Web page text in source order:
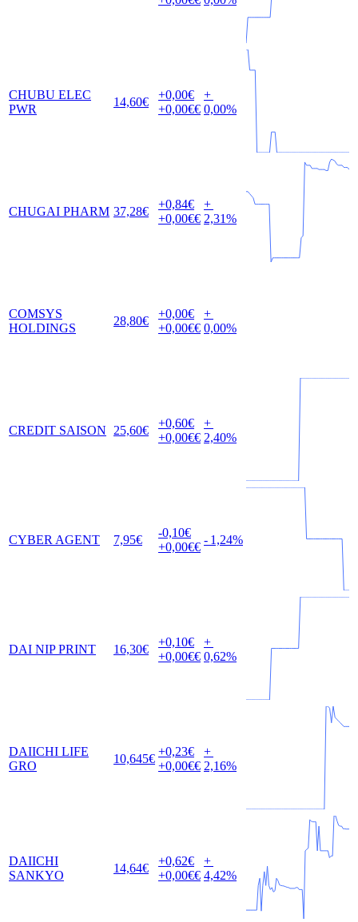
CHUBU ELEC
PWR
14,60€
+0,00€
+0,00€€
+
0,00%
CHUGAI PHARM 37,28€
+0,84€
+0,00€€
+
2,31%
COMSYS
HOLDINGS
28,80€
+0,00€
+0,00€€
+
0,00%
CREDIT SAISON 25,60€
+0,60€
+0,00€€
+
2,40%
CYBER AGENT 7,95€
-0,10€
+0,00€€
- 1,24%
DAI NIP PRINT 16,30€
+0,10€
+0,00€€
+
0,62%
DAIICHI LIFE
GRO
10,645€
+0,23€
+0,00€€
+
2,16%
DAIICHI
SANKYO
14,64€
+0,62€
+0,00€€
+
4,42%